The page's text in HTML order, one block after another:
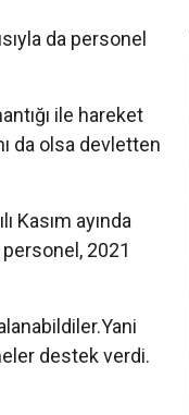
da personel
ile hareket
da olsa devletten
Kasım ayında
2021
destek verdi.